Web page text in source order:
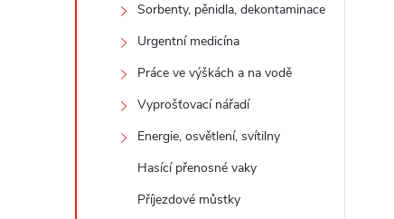
Sorbenty, pěnidla, dekontaminace
Urgentní medicína
Práce ve výškách a na vodě
Vyprošťovací nářadí
Energie, osvětlení, svítilny
Hasící přenosné vaky
Příjezdové můstky